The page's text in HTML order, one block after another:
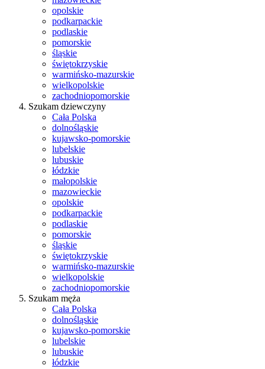
opolskie
podkarpackie
podlaskie
pomorskie
śląskie
świętokrzyskie
warmińsko-mazurskie
wielkopolskie
zachodniopomorskie
Szukam dziewczyny
Cała Polska
dolnośląskie
kujawsko-pomorskie
lubelskie
lubuskie
łódzkie
małopolskie
mazowieckie
opolskie
podkarpackie
podlaskie
pomorskie
śląskie
świętokrzyskie
warmińsko-mazurskie
wielkopolskie
zachodniopomorskie
Szukam męża
Cała Polska
dolnośląskie
kujawsko-pomorskie
lubelskie
lubuskie
łódzkie